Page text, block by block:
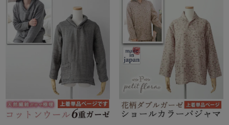
春 夏 冬
ズボン単品
ガールズ長袖 ガールズ半袖 ワンピース